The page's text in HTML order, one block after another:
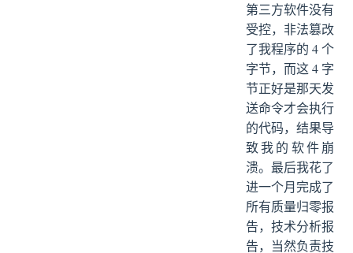
第三方软件没有
受控，非法篡改
了我程序的 4 个
字节，而这 4 字
节正好是那天发
送命令才会执行
的代码，结果导
致我的软件崩
溃。最后我花了
进一个月完成了
所有质量归零报
告，技术分析报
告，当然负责技